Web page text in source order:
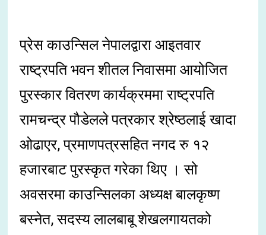
प्रेस काउन्सिल नेपालद्वारा आइतवार
राष्ट्रपति भवन शीतल निवासमा आयोजित
पुरस्कार वितरण कार्यक्रममा राष्ट्रपति
रामचन्द्र पौडेलले पत्रकार श्रेष्ठलाई खादा
ओढाएर, प्रमाणपत्रसहित नगद रु १२
हजारबाट पुरस्कृत गरेका थिए । सो
अवसरमा काउन्सिलका अध्यक्ष बालकृष्ण
बस्नेत, सदस्य लालबाबू शेखलगायतको